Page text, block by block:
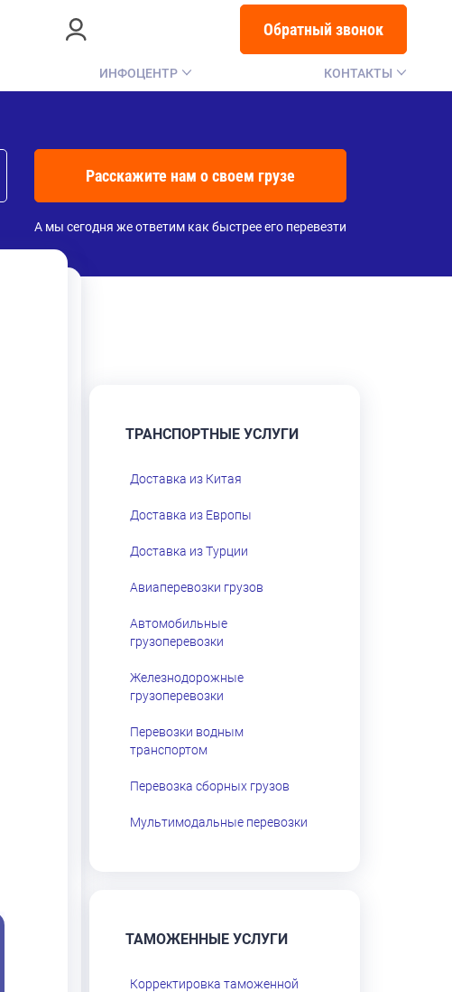
ИНФОЦЕНТР КОНТАКТЫ
Обратный звонок
Расскажите нам о своем грузе
А мы сегодня же ответим как быстрее его перевезти
ТРАНСПОРТНЫЕ УСЛУГИ
Доставка из Китая
Доставка из Европы
Доставка из Турции
Авиаперевозки грузов
Автомобильные
грузоперевозки
Железнодорожные
грузоперевозки
Перевозки водным
транспортом
Перевозка сборных грузов
Мультимодальные перевозки
ТАМОЖЕННЫЕ УСЛУГИ
Корректировка таможенной